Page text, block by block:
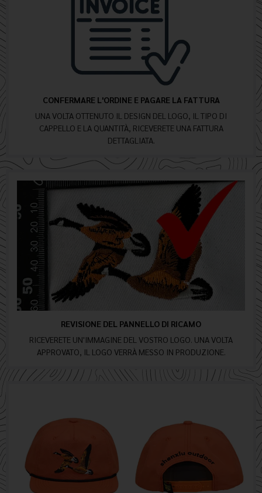
CONFERMARE L'ORDINE E PAGARE LA FATTURA
UNA VOLTA OTTENUTO IL DESIGN DEL LOGO, IL TIPO DI
CAPPELLO E LA QUANTITÀ, RICEVERETE UNA FATTURA
DETTAGLIATA.
REVISIONE DEL PANNELLO DI RICAMO
RICEVERETE UN'IMMAGINE DEL VOSTRO LOGO. UNA VOLTA
APPROVATO, IL LOGO VERRÀ MESSO IN PRODUZIONE.